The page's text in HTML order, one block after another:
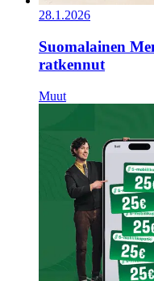
28.1.2026
Suomalainen
ratkennut
Muut